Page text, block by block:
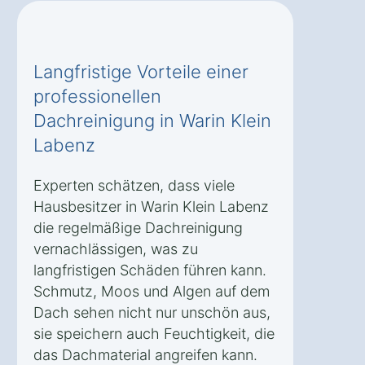
Langfristige Vorteile einer
professionellen
Dachreinigung in Warin Klein
Labenz
Experten schätzen, dass viele
Hausbesitzer in Warin Klein Labenz
die regelmäßige Dachreinigung
vernachlässigen, was zu
langfristigen Schäden führen kann.
Schmutz, Moos und Algen auf dem
Dach sehen nicht nur unschön aus,
sie speichern auch Feuchtigkeit, die
das Dachmaterial angreifen kann.